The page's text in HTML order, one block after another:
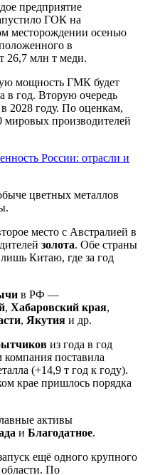
предприятие
ГОК на
месторождении осенью
в
26,7 млн т меди.
мощность ГМК будет
в год. Вторую очередь
2028 году. По оценкам,
мировых производителей
цветных металлов
место с Австралией в
золота. Обе страны
Китаю, где за год
в РФ —
, Хабаровский края,
, Якутия и др.
из года в год
поставила
(+14,9 т год к году).
крае пришлось порядка
активы
и Благодатное.
ещё одного крупного
По